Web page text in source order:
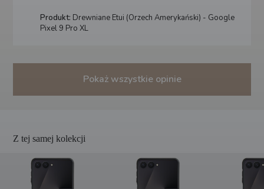
Produkt: Drewniane Etui (Orzech Amerykański) - Google
Pixel 9 Pro XL
Pokaż wszystkie opinie
Z tej samej kolekcji